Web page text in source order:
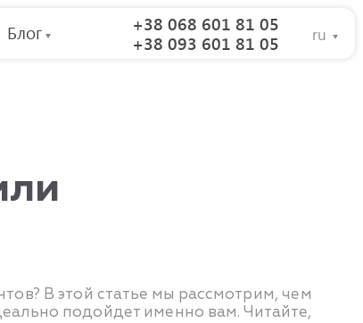
Блог
+38 068 601 81 05
+38 093 601 81 05
ru
В этой статье мы рассмотрим, чем
подойдет именно вам. Читайте,